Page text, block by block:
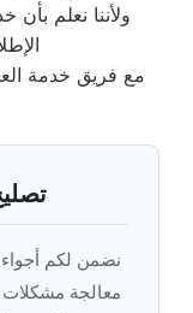
نضمن لكم
معالجة مشكلات